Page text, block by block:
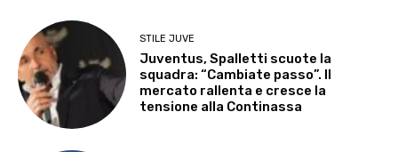
STILE JUVE
Juventus, Spalletti scuote la
squadra: “Cambiate passo”. Il
mercato rallenta e cresce la
tensione alla Continassa